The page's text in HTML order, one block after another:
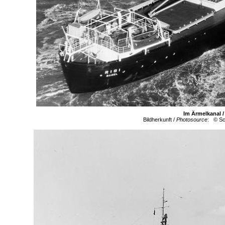
Im Ärmelkanal /
Bildherkunft / Photosource: ©